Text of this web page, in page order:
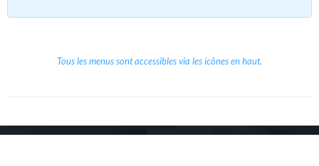
Tous les menus sont accessibles via les icônes en haut.